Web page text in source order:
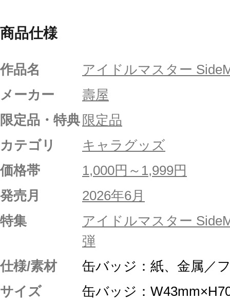
商品仕様
作品名
アイドルマスター
メーカー
壽屋
限定品・特典 限定品
カテゴリ
キャラグッズ
価格帯
1,000円～1,999円
発売月
2026年6月
特集
アイドルマスター
弾
仕様/素材
缶バッジ：紙、金属／
サイズ
缶バッジ：